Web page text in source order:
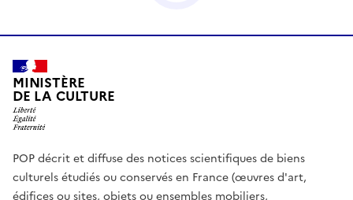
MINISTÈRE
DE LA CULTURE
POP décrit et diffuse des notices scientifiques de biens
culturels étudiés ou conservés en France (œuvres d'art,
édifices ou sites, objets ou ensembles mobiliers,